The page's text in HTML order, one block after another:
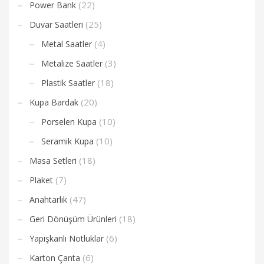
Power Bank (22)
Duvar Saatleri (25)
Metal Saatler (4)
Metalize Saatler (3)
Plastik Saatler (18)
Kupa Bardak (20)
Porselen Kupa (10)
Seramik Kupa (10)
Masa Setleri (18)
Plaket (7)
Anahtarlık (47)
Geri Dönüşüm Ürünleri (18)
Yapışkanlı Notluklar (6)
Karton Çanta (6)